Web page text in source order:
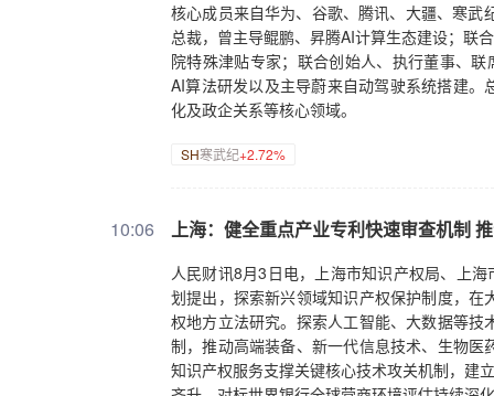
核心成员来自华为、谷歌、腾讯、大疆、寒
总裁，曾主导鲲鹏、昇腾AI计算生态建设；联
院特殊津贴专家；联合创始人、执行董事、
AI算法研发以及主导蔚来自动驾驶系统搭建
化及政企关系等核心领域。
SH寒武纪+2.72%
10:06 上海：健全重点产业专利快速审查机制
人民财讯8月3日电，上海市知识产权局、上
划提出，探索新兴领域知识产权保护制度，
权地方立法研究。探索人工智能、大数据等
制，推动高端装备、新一代信息技术、生物
知识产权服务支撑关键核心技术攻关机制，建